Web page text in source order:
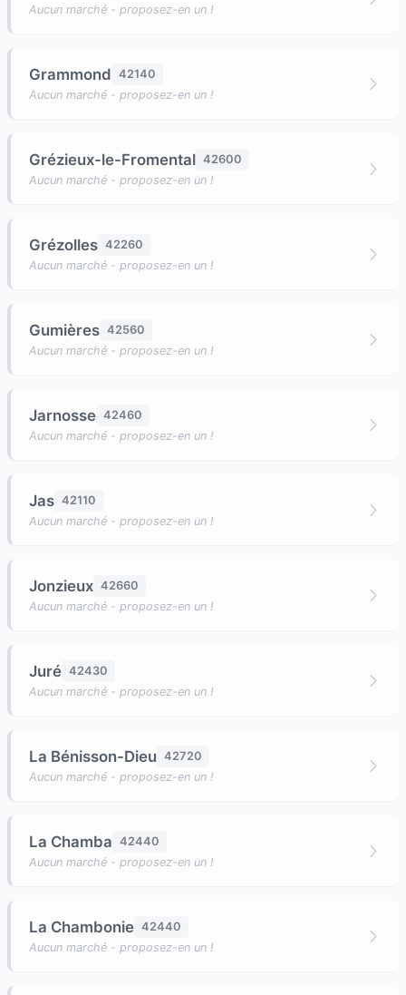
Aucun marché - proposez-en un !
Grammond 42140
Aucun marché - proposez-en un !
Grézieux-le-Fromental 42600
Aucun marché - proposez-en un !
Grézolles 42260
Aucun marché - proposez-en un !
Gumières 42560
Aucun marché - proposez-en un !
Jarnosse 42460
Aucun marché - proposez-en un !
Jas 42110
Aucun marché - proposez-en un !
Jonzieux 42660
Aucun marché - proposez-en un !
Juré 42430
Aucun marché - proposez-en un !
La Bénisson-Dieu 42720
Aucun marché - proposez-en un !
La Chamba 42440
Aucun marché - proposez-en un !
La Chambonie 42440
Aucun marché - proposez-en un !